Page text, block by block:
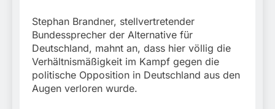
Stephan Brandner, stellvertretender
Bundessprecher der Alternative für
Deutschland, mahnt an, dass hier völlig die
Verhältnismäßigkeit im Kampf gegen die
politische Opposition in Deutschland aus den
Augen verloren wurde.